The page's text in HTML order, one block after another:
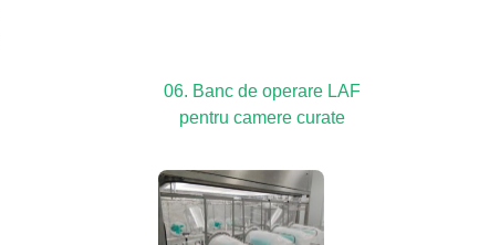
06. Banc de operare LAF
pentru camere curate